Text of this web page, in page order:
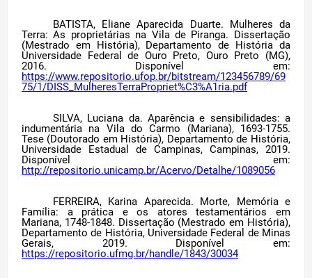
BATISTA, Eliane Aparecida Duarte. Mulheres da
Terra: As proprietárias na Vila de Piranga. Dissertação
(Mestrado em História), Departamento de História da
Universidade Federal de Ouro Preto, Ouro Preto (MG),
2016. Disponível em:
https://www.repositorio.ufop.br/bitstream/123456789/69
75/1/DISS_MulheresTerraPropriet%C3%A1ria.pdf
SILVA, Luciana da. Aparência e sensibilidades: a
indumentária na Vila do Carmo (Mariana), 1693-1755.
Tese (Doutorado em História), Departamento de História,
Universidade Estadual de Campinas, Campinas, 2019.
Disponível em:
http://repositorio.unicamp.br/Acervo/Detalhe/1089056
FERREIRA, Karina Aparecida. Morte, Memória e
Família: a prática e os atores testamentários em
Mariana, 1748-1848. Dissertação (Mestrado em História),
Departamento de História, Universidade Federal de Minas
Gerais, 2019. Disponível em:
https://repositorio.ufmg.br/handle/1843/30034